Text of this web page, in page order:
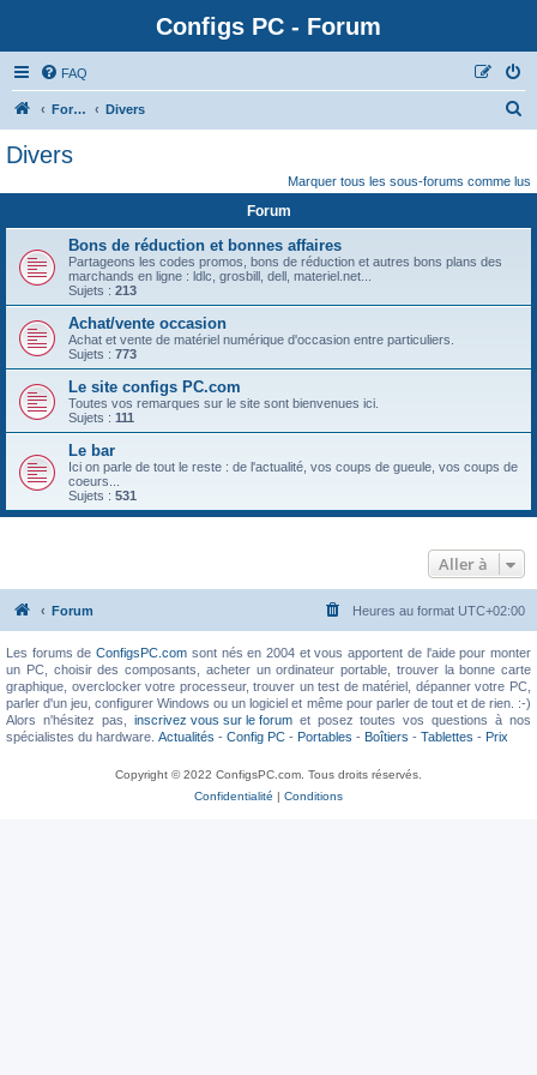
Configs PC - Forum
FAQ
Forum Divers
Divers
Marquer tous les sous-forums comme lus
Forum
Bons de réduction et bonnes affaires
Partageons les codes promos, bons de réduction et autres bons plans des
marchands en ligne : ldlc, grosbill, dell, materiel.net...
Sujets : 213
Achat/vente occasion
Achat et vente de matériel numérique d'occasion entre particuliers.
Sujets : 773
Le site configs PC.com
Toutes vos remarques sur le site sont bienvenues ici.
Sujets : 111
Le bar
Ici on parle de tout le reste : de l'actualité, vos coups de gueule, vos coups de
coeurs...
Sujets : 531
Aller à
Forum Heures au format UTC+02:00
Les forums deConfigsPC.com sont nés en 2004 et vous apportent de l'aide pour monter
un PC, choisir des composants, acheter un ordinateur portable, trouver la bonne carte
graphique, overclocker votre processeur, trouver un test de matériel, dépanner votre PC,
parler d'un jeu, configurer Windows ou un logiciel et même pour parler de tout et de rien. :-)
Alors n'hésitez pas, inscrivez vous sur le forumet posez toutes vos questions à nos
spécialistes du hardware. Actualités - Config PC - Portables - Boîtiers - Tablettes - Prix
Copyright © 2022 ConfigsPC.com. Tous droits réservés.
Confidentialité | Conditions